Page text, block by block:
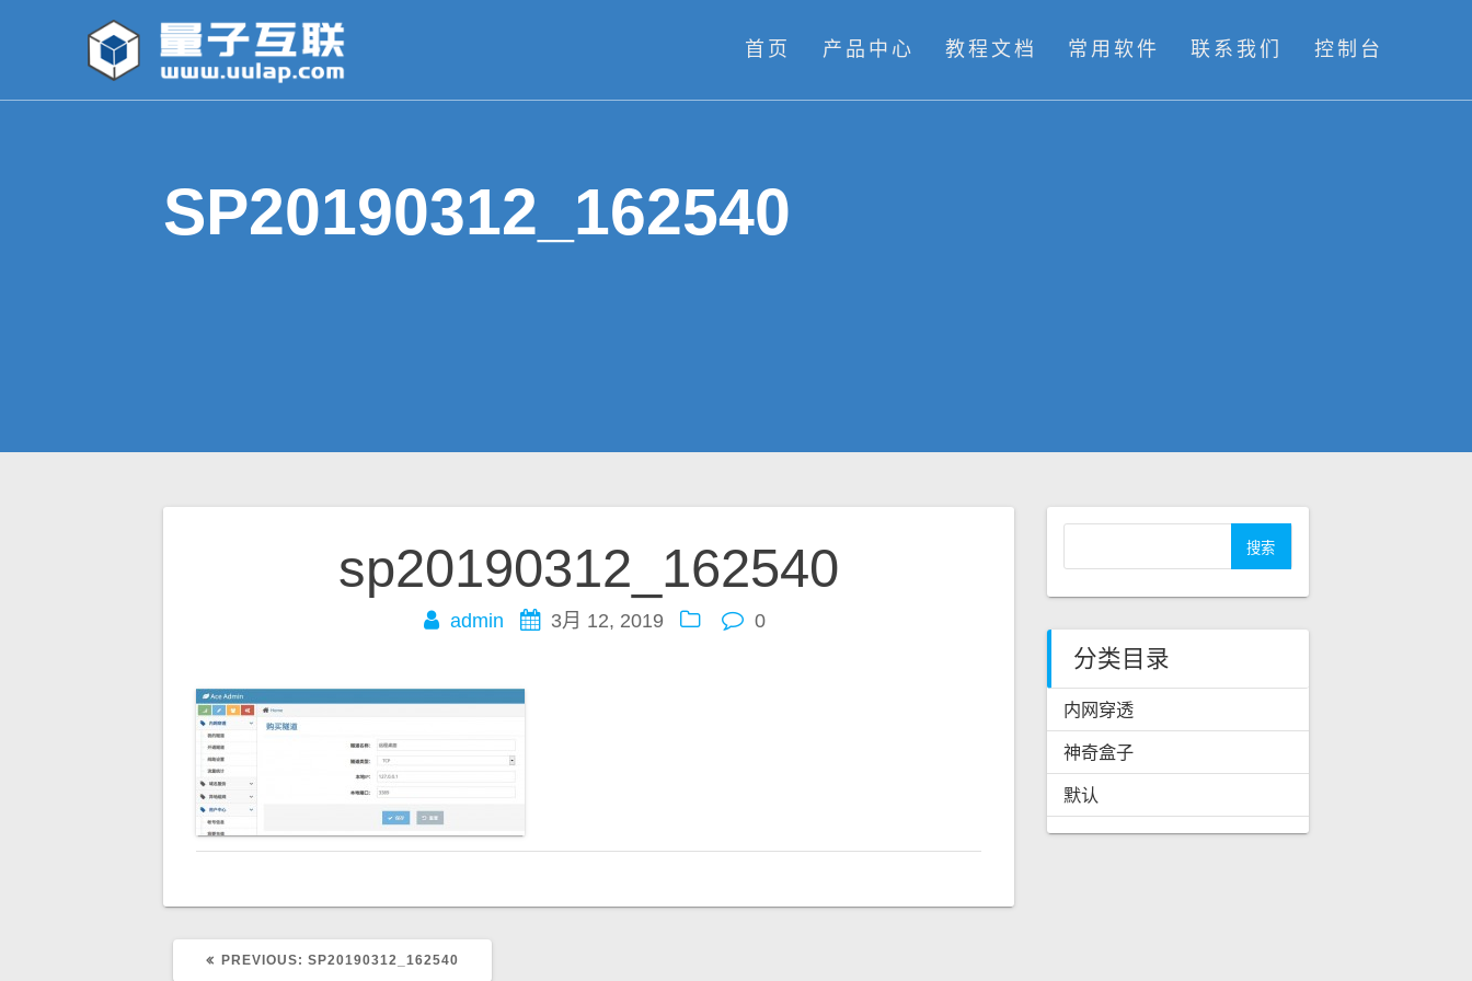
首页 产品中心 教程文档 常用软件 联系我们 控制台
SP20190312_162540
sp20190312_162540
admin 3月 12, 2019 0
导
航
PREVIOUS: P
SP20190312_162540
分类目录
内网穿透
神奇盒子
默认